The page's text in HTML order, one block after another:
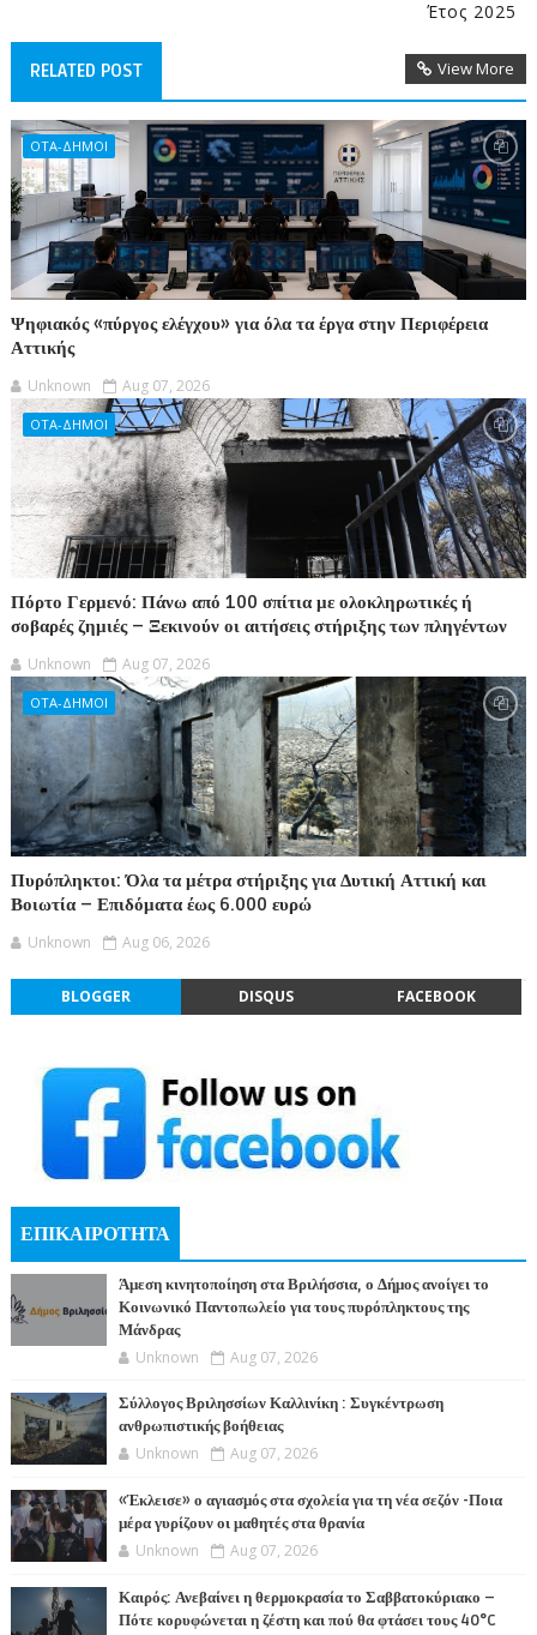
Έτος 2025
RELATED POST View More
ΟΤΑ-ΔΗΜΟΙ
Ψηφιακός «πύργος ελέγχου» για όλα τα έργα στην Περιφέρεια
Αττικής
Unknown Aug 07, 2026
ΟΤΑ-ΔΗΜΟΙ
Πόρτο Γερμενό: Πάνω από 100 σπίτια με ολοκληρωτικές ή
σοβαρές ζημιές – Ξεκινούν οι αιτήσεις στήριξης των πληγέντων
Unknown Aug 07, 2026
ΟΤΑ-ΔΗΜΟΙ
Πυρόπληκτοι: Όλα τα μέτρα στήριξης για Δυτική Αττική και
Βοιωτία – Επιδόματα έως 6.000 ευρώ
Unknown Aug 06, 2026
BLOGGER DISQUS FACEBOOK
ΕΠΙΚΑΙΡΟΤΗΤΑ
Άμεση κινητοποίηση στα Βριλήσσια, ο Δήμος ανοίγει το
Κοινωνικό Παντοπωλείο για τους πυρόπληκτους της
Μάνδρας
Unknown Aug 07, 2026
Σύλλογος Βριλησσίων Καλλινίκη : Συγκέντρωση
ανθρωπιστικής βοήθειας
Unknown Aug 07, 2026
«Έκλεισε» ο αγιασμός στα σχολεία για τη νέα σεζόν -Ποια
μέρα γυρίζουν οι μαθητές στα θρανία
Unknown Aug 07, 2026
Καιρός: Ανεβαίνει η θερμοκρασία το Σαββατοκύριακο –
Πότε κορυφώνεται η ζέστη και πού θα φτάσει τους 40°C